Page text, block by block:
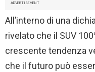
ADVERTISEMENT
All’interno di una
rivelato che il SUV
crescente tendenza
che il futuro può